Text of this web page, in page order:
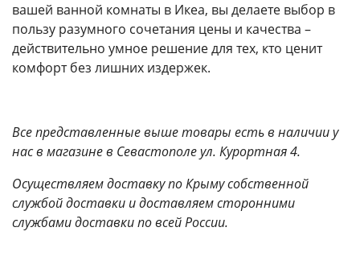
вашей ванной комнаты в Икеа, вы делаете выбор в
пользу разумного сочетания цены и качества –
действительно умное решение для тех, кто ценит
комфорт без лишних издержек.
Все представленные выше товары есть в наличии у
нас в магазине в Севастополе ул. Курортная 4.
Осуществляем доставку по Крыму собственной
службой доставки и доставляем сторонними
службами доставки по всей России.